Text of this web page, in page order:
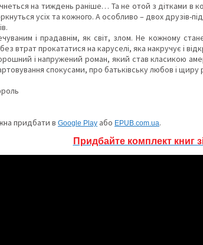
на тиждень раніше… Та не отой з дітками в
усіх та кожного. А особливо – двох друзів-
і прадавнім, як світ, злом. Не кожному
втрат прокататися на каруселі, яка накручує і
і напружений роман, який став класикою
спокусами, про батьківську любов і
придбати в Google Play або ЕPUB.com.ua.
Придбайте комплект книг